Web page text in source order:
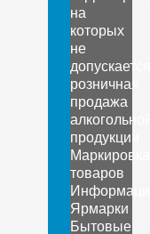
на
которых
не
допускается
розничная
продажа
продукции
Маркировка
товаров
Ярмарки
Бытовые